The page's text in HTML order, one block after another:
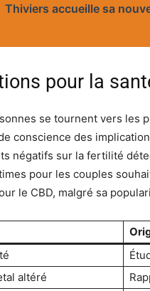
Thiviers accueille sa
pour la
se tournent vers les
conscience des
négatifs sur la fertilité
pour les couples
le CBD, malgré sa
altéré